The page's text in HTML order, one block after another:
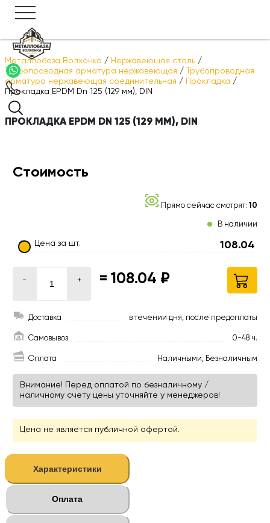
Металлобаза Волхонка / Нержавеющая сталь /
Трубопроводная арматура нержавеющая /
Трубопроводная
арматура нержавеющая соединительная / Прокладка /
Прокладка EPDM Dn 125 (129 мм), DIN
ПРОКЛАДКА EPDM DN 125 (129 ММ), DIN
Стоимость
Прямо сейчас смотрят:10
В наличии
Цена за шт. 108.04
- + = 108.04 ₽
Доставка в течении дня, после предоплаты
Самовывоз 0-48 ч.
Оплата Наличными, Безналичным
Внимание! Перед оплатой по безналичному /
наличному счету цены уточняйте у менеджеров!
Цена не является публичной офертой.
Характеристики
Оплата